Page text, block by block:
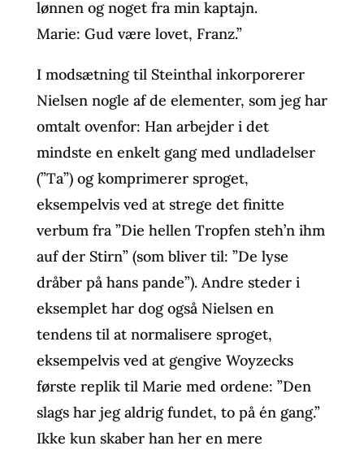
lønnen og noget fra min kaptajn.
Marie: Gud være lovet, Franz.”
I modsætning til Steinthal inkorporerer
Nielsen nogle af de elementer, som jeg har
omtalt ovenfor: Han arbejder i det
mindste en enkelt gang med undladelser
(”Ta”) og komprimerer sproget,
eksempelvis ved at strege det finitte
verbum fra ”Die hellen Tropfen steh’n ihm
auf der Stirn” (som bliver til: ”De lyse
dråber på hans pande”). Andre steder i
eksemplet har dog også Nielsen en
tendens til at normalisere sproget,
eksempelvis ved at gengive Woyzecks
første replik til Marie med ordene: ”Den
slags har jeg aldrig fundet, to på én gang.”
Ikke kun skaber han her en mere